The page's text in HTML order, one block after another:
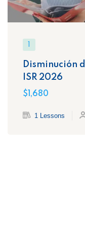
Disminución
ISR 2026
$1,680
1 Lessons